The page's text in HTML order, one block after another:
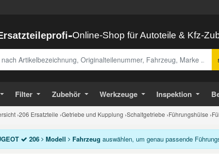
-Online-Shop für Autoteile & Kfz-
Filter Zubehör Werkzeuge Inspektion
›206 Ersatzteile ›Getriebe und Kupplung ›Schaltgetriebe ›Führungshülse ›
206 Modell Fahrzeug auswählen, um genau passende